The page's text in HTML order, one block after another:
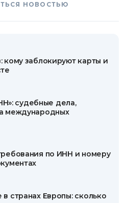
НОВОСТЬЮ
заблокируют карты и
судебные дела,
международных
по ИНН и номеру
странах Европы: сколько